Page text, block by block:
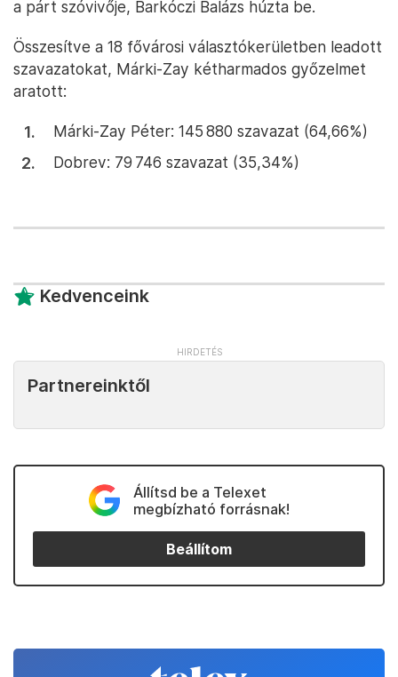
a párt szóvivője, Barkóczi Balázs húzta be.
Összesítve a 18 fővárosi választókerületben leadott
szavazatokat, Márki-Zay kétharmados győzelmet
aratott:
Márki-Zay Péter: 145 880 szavazat (64,66%)
Dobrev: 79 746 szavazat (35,34%)
Kedvenceink
Partnereinktől
Állítsd be a Telexet
megbízható forrásnak!
Beállítom